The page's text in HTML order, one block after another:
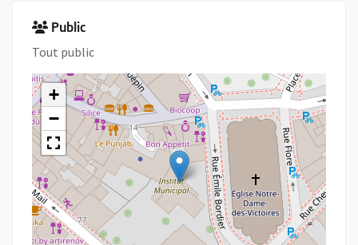
Public
Tout public
+
−